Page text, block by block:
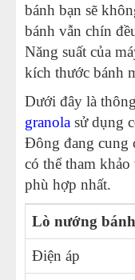
bánh bạn sẽ
bánh vẫn chín
Năng suất của
kích thước bánh
Dưới đây là
granola sử dụng
Đông đang cung
có thể tham
phù hợp nhất.
Lò nướng
Điện áp